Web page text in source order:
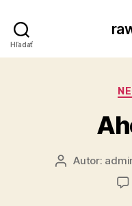
Hľadať
AutorAutor: